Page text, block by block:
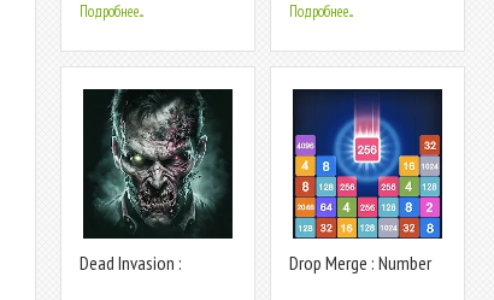
Подробнее... Подробнее...
Dead Invasion :
Drop Merge : Number